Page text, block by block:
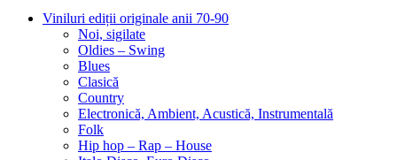
Viniluri ediții originale anii 70-90
Noi, sigilate
Oldies – Swing
Blues
Clasică
Country
Electronică, Ambient, Acustică, Instrumentală
Folk
Hip hop – Rap – House